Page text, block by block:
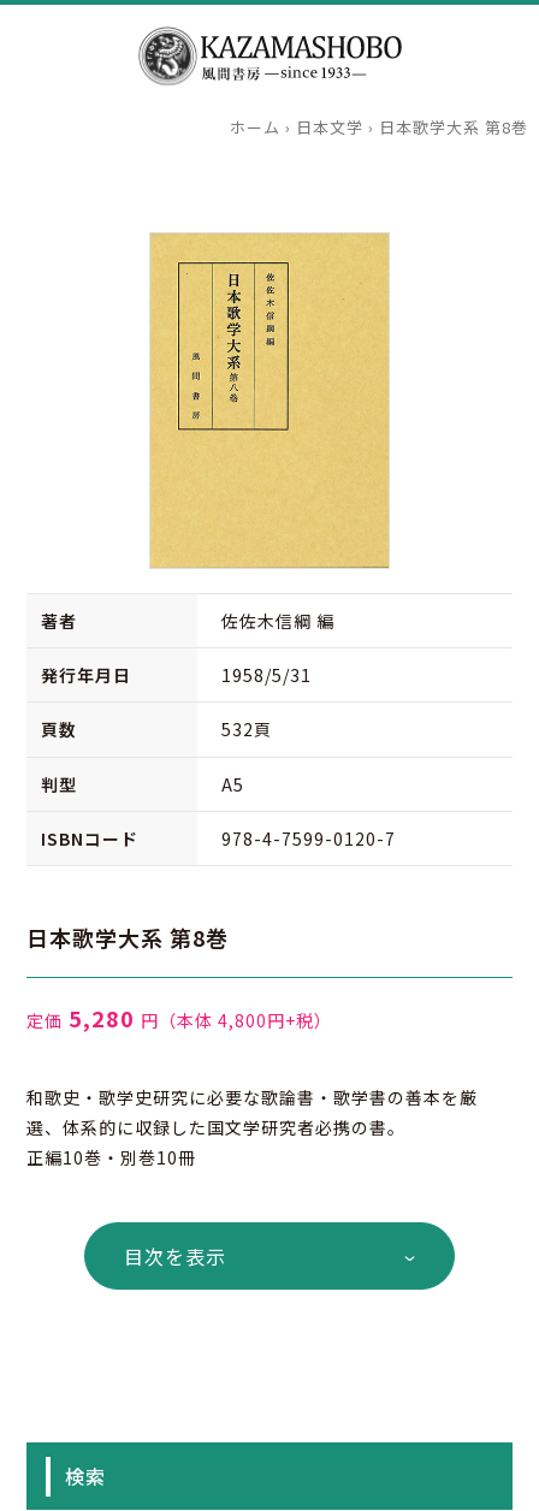
ホーム › 日本文学 › 日本歌学大系 第8巻
著者 佐佐木信綱 編
発行年月日 1958/5/31
頁数 532頁
判型 A5
ISBNコード 978-4-7599-0120-7
日本歌学大系 第8巻
定価 5,280 円 （本体 4,800円+税）
和歌史・歌学史研究に必要な歌論書・歌学書の善本を厳
選、体系的に収録した国文学研究者必携の書。
正編10巻・別巻10冊
目次を表示
検索